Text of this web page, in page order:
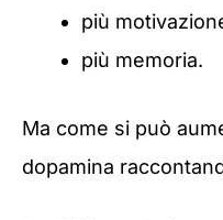
più
più memoria.
Ma come si può
dopamina